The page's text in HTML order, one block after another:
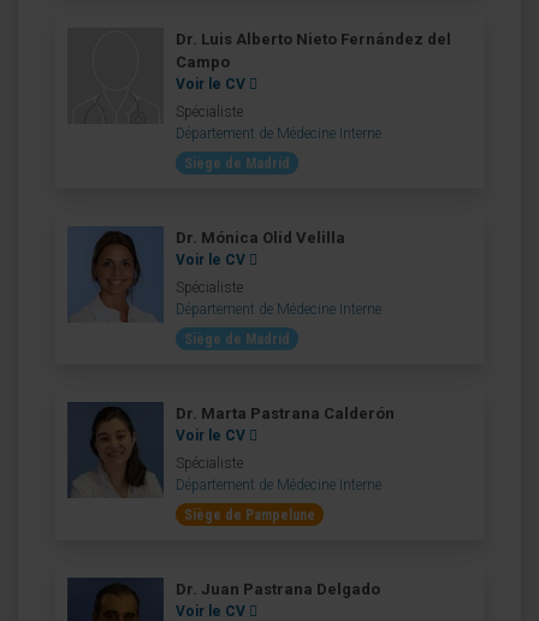
Dr. Luis Alberto Nieto Fernández del
Campo
Voir le CV
Spécialiste
Département de Médecine Interne
Siège de Madrid
Dr. Mónica Olid Velilla
Voir le CV
Spécialiste
Département de Médecine Interne
Siège de Madrid
Dr. Marta Pastrana Calderón
Voir le CV
Spécialiste
Département de Médecine Interne
Siège de Pampelune
Dr. Juan Pastrana Delgado
Voir le CV